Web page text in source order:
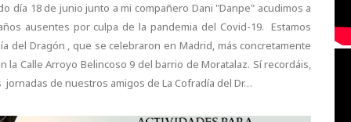
día 18 de junio junto a mi compañero Dani "Danpe" acudimos a
ausentes por culpa de la pandemia del Covid-19. Estamos
del Dragón , que se celebraron en Madrid, más concretamente
Calle Arroyo Belincoso 9 del barrio de Moratalaz. Sí recordáis,
de nuestros amigos de La Cofradía del Dr…